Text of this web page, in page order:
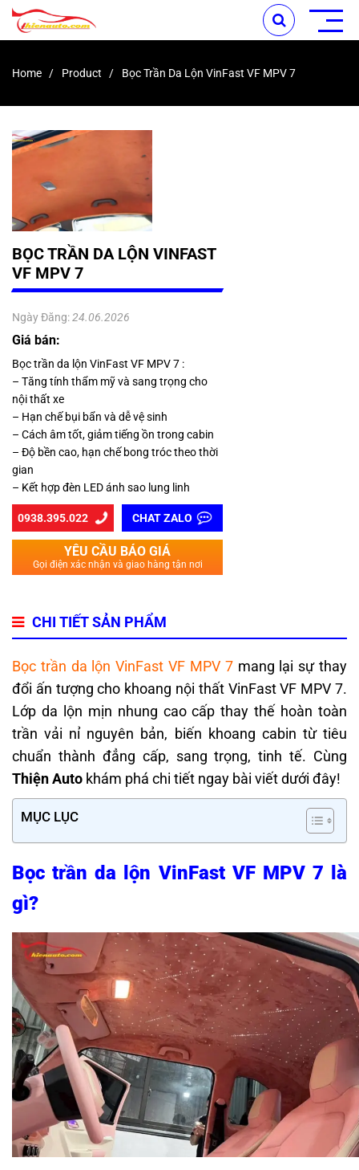
Home Product Bọc Trần Da Lộn VinFast VF MPV 7
BỌC TRẦN DA LỘN VINFAST
VF MPV 7
Ngày Đăng: 24.06.2026
Giá bán:
Bọc trần da lộn VinFast VF MPV 7 :
– Tăng tính thẩm mỹ và sang trọng cho
nội thất xe
– Hạn chế bụi bẩn và dễ vệ sinh
– Cách âm tốt, giảm tiếng ồn trong cabin
– Độ bền cao, hạn chế bong tróc theo thời
gian
– Kết hợp đèn LED ánh sao lung linh
0938.395.022 CHAT ZALO
YÊU CẦU BÁO GIÁ
Gọi điện xác nhận và giao hàng tận nơi
CHI TIẾT SẢN PHẨM
Bọc trần da lộn VinFast VF MPV 7mang lại sự thay
đổi ấn tượng cho khoang nội thất VinFast VF MPV 7.
Lớp da lộn mịn nhung cao cấp thay thế hoàn toàn
trần vải nỉ nguyên bản, biến khoang cabin từ tiêu
chuẩn thành đẳng cấp, sang trọng, tinh tế. Cùng
Thiện Auto khám phá chi tiết ngay bài viết dưới đây!
MỤC LỤC
Bọc trần da lộn VinFast VF MPV 7 là
gì?